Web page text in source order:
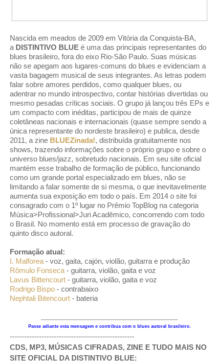
Nascida em meados de 2009 em Vitória da Conquista-BA,
a DISTINTIVO BLUE é uma das principais representantes do
blues brasileiro, fora do eixo Rio-São Paulo. Suas músicas
não se apegam aos lugares-comuns do blues e evidenciam a
vasta bagagem musical de seus integrantes. As letras podem
falar sobre amores perdidos, como qualquer blues, ou
adentrar no mundo introspectivo, contar histórias divertidas ou
mesmo pesadas críticas sociais. O grupo já lançou três EPs e
um compacto com inéditas, participou de mais de quinze
coletâneas nacionais e internacionais (quase sempre sendo a
única representante do nordeste brasileiro) e publica, desde
2011, a zine BLUEZinada!, distribuída gratuitamente nos
shows, trazendo informações sobre o próprio grupo e sobre o
universo blues/jazz, sobretudo nacionais. Em seu site oficial
mantém esse trabalho de formação de público, funcionando
como um grande portal especializado em blues, não se
limitando a falar somente de si mesma, o que inevitavelmente
aumenta sua exposição em todo o país. Em 2014 o site foi
consagrado com o 1º lugar no Prêmio TopBlog na categoria
Música>Profissional>Juri Acadêmico, concorrendo com todo
o Brasil. No momento está em processo de gravação do
quinto disco autoral.
Formação atual:
I. Malforea - voz, gaita, cajón, violão, guitarra e produção
Rômulo Fonseca - guitarra, violão, gaita e voz
Lavus Bittencourt - guitarra, violão, gaita e voz
Rodrigo Bispo - contrabaixo
Nephtali Bitencourt - bateria
Passe adiante esta mensagem e contribua com o blues autoral brasileiro.
---------------------------------------------------
CDS, MP3, MÚSICAS CIFRADAS, ZINE E TUDO MAIS NO
SITE OFICIAL DA DISTINTIVO BLUE: